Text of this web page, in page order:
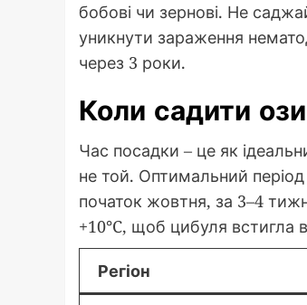
бобові чи зернові. Не
уникнути зараження
через 3 роки.
Коли садити
Час посадки – це як
не той. Оптимальний
початок жовтня, за 3–4
+10°C, щоб цибуля встигла
Регіон